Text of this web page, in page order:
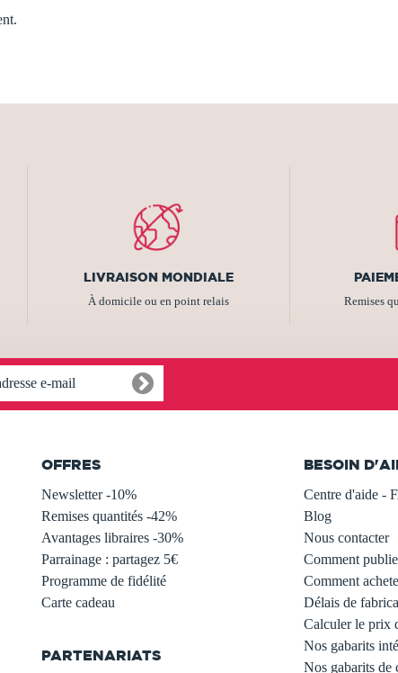
LIVRAISON MONDIALE
À domicile ou en point relais Remises
OFFRES
Newsletter -10%
Remises quantités -42%
Avantages libraires -30%
Parrainage : partagez 5€
Programme de fidélité
Carte cadeau
PARTENARIATS
BESOIN
Centre d'aide -
Blog
Nous contacter
Comment
Comment
Délais de
Calculer le prix
Nos gabarits
Nos gabarits de